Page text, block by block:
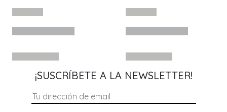
¡SUSCRÍBETE A LA NEWSLETTER!